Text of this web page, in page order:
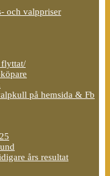
och valppriser
flyttat/
på hemsida & Fb
års resultat